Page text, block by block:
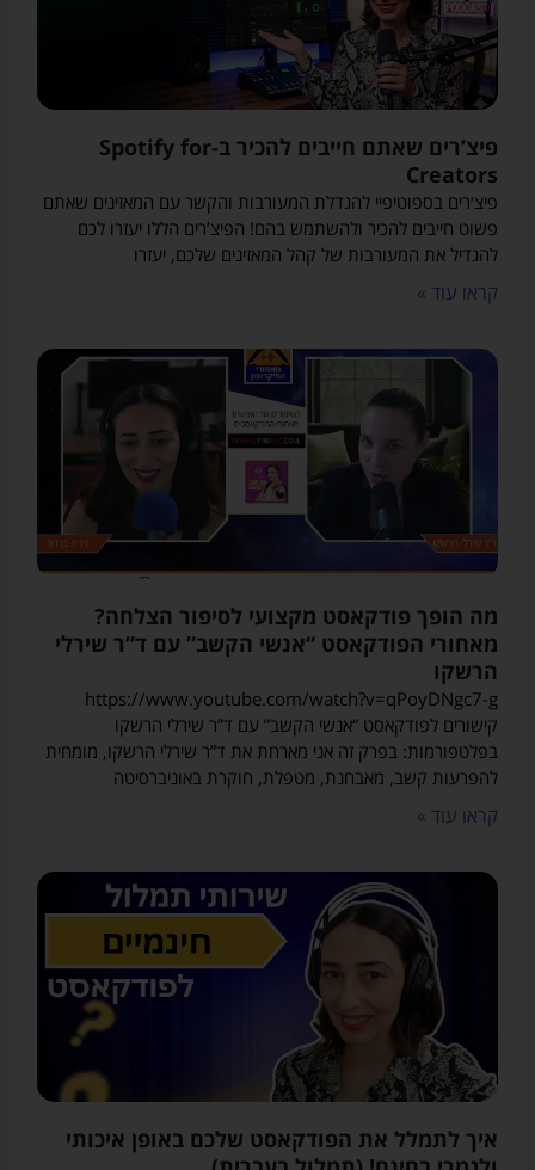
פיצ’רים שאתם חייבים להכיר ב-Spotify for
Creators
פיצ׳רים בספוטיפיי להגדלת המעורבות והקשר עם המאזינים שאתם
פשוט חייבים להכיר ולהשתמש בהם! הפיצ’רים הללו יעזרו לכם
להגדיל את המעורבות של קהל המאזינים שלכם, יעזרו
קראו עוד »
מה הופך פודקאסט מקצועי לסיפור הצלחה?
מאחורי הפודקאסט “אנשי הקשב” עם ד”ר שירלי
הרשקו
https://www.youtube.com/watch?v=qPoyDNgc7-g
קישורים לפודקאסט “אנשי הקשב” עם ד”ר שירלי הרשקו
בפלטפורמות: בפרק זה אני מארחת את ד”ר שירלי הרשקו, מומחית
להפרעות קשב, מאבחנת, מטפלת, חוקרת באוניברסיטה
קראו עוד »
איך לתמלל את הפודקאסט שלכם באופן איכותי